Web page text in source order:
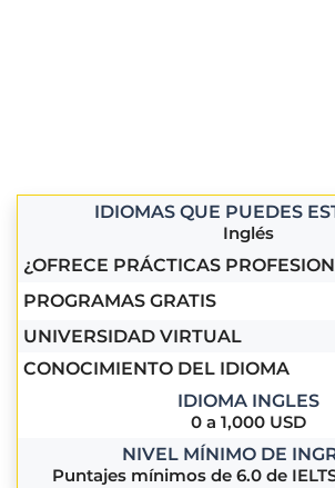
IDIOMAS QUE PUEDES
Inglés
¿OFRECE PRÁCTICAS
PROGRAMAS GRATIS
UNIVERSIDAD VIRTUAL
CONOCIMIENTO DEL IDIOMA
IDIOMA INGLES
0 a 1,000 USD
NIVEL MÍNIMO DE
Puntajes mínimos de 6.0 de